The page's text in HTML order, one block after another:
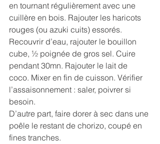
en tournant régulièrement avec une
cuillère en bois. Rajouter les haricots
rouges (ou azuki cuits) essorés.
Recouvrir d’eau, rajouter le bouillon
cube, ½ poignée de gros sel. Cuire
pendant 30mn. Rajouter le lait de
coco. Mixer en fin de cuisson. Vérifier
l’assaisonnement : saler, poivrer si
besoin.
D’autre part, faire dorer à sec dans une
poêle le restant de chorizo, coupé en
fines tranches.